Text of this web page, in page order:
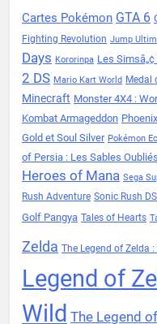
Cartes Pokémon GTA 6
Fighting Revolution Jump
Days Kororinpa Les
2 DS Mario Kart World Medal
Minecraft Monster 4X4 :
Kombat Armageddon
Gold et Soul Silver Pokémon
of Persia : Les Sables Oubliés
Heroes of Mana Sega
Rush Adventure Sonic Rush DS
Golf Pangya Tales of Hearts
Zelda The Legend of Zelda
Legend of
Wild The Legend